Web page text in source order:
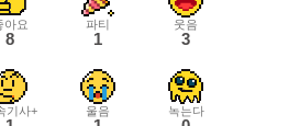
아요
8
파티
1
웃음
3
기사+ 울음 녹는다